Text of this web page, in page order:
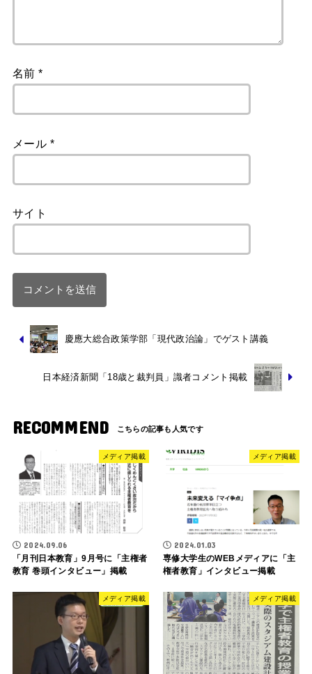
名前*
メール *
サイト
慶應大総合政策学部「現代政治論」でゲスト講義
日本経済新聞「18歳と裁判員」識者コメント掲載
RECOMMEND
メディア掲載
2024.09.06
「月刊日本教育」9月号に「主権者
教育 巻頭インタビュー」掲載
メディア掲載
2024.01.03
専修大学生のWEBメディアに「主
権者教育」インタビュー掲載
メディア掲載 メディア掲載